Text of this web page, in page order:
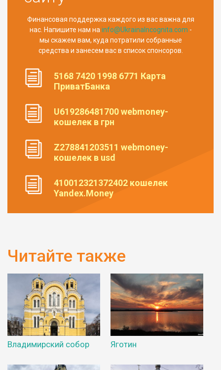
Финансовая поддержка каждого из вас важна для
нас. Напишите нам наinfo@UkrainaIncognita.com -
мы скажем вам, куда потратили собранные
средства и занесем вас в список спонсоров.
5168 7420 1998 6771 Карта
ПриватБанка
U619286481700 webmoney-
кошелек в грн
Z278841203511 webmoney-
кошелек в usd
410012321372402 кошелек
Yandex.Money
Читайте также
Владимирский собор Яготин